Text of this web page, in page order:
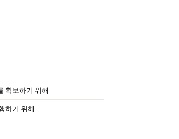
확보하기 위해
하기 위해